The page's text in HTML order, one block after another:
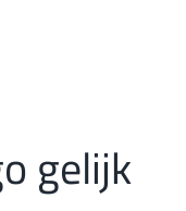
gelijk